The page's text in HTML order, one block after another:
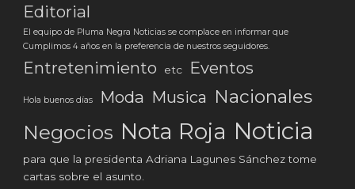
Editorial
El equipo de Pluma Negra Noticias se complace en informar que
Cumplimos 4 años en la preferencia de nuestros seguidores.
Entretenimiento etc Eventos
Hola buenos días Moda Musica Nacionales
Negocios Nota Roja Noticia
para que la presidenta Adriana Lagunes Sánchez tome
cartas sobre el asunto.